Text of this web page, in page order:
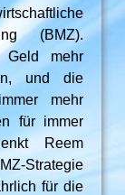
(BMZ).
Geld mehr
und die
mehr
für immer
Reem
Strategie
für die